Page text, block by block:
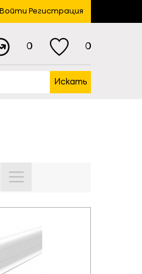
Войти Регистрация
0 0
Искать